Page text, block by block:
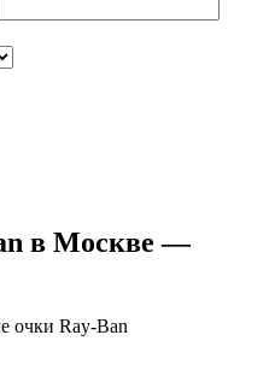
в Москве —
очки Ray-Ban